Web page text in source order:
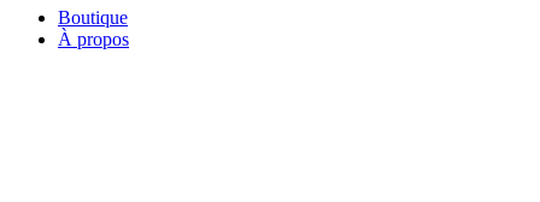
Boutique
À propos